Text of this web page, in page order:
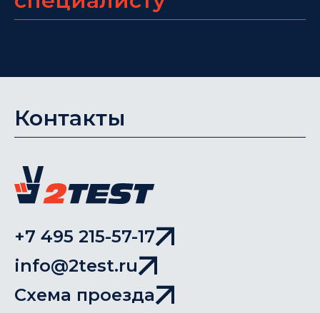
Контакты
+7 495 215-57-17
info@2test.ru
Схема проезда